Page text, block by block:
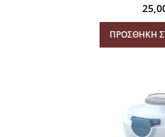
ΠΡΟΣΘΉΚΗ